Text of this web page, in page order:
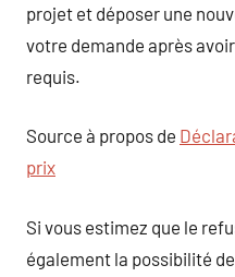
projet et déposer une
votre demande après
requis.
Source à propos de
prix
Si vous estimez que le
également la possibilité